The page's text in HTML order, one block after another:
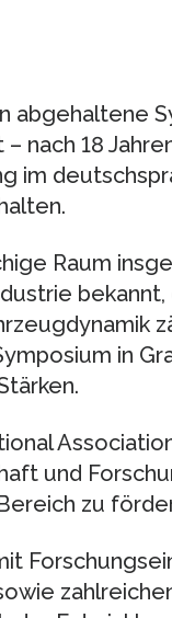
abgehaltene
nach 18
im
Raum
in
und
zu